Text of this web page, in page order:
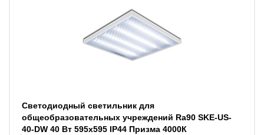
Светодиодный светильник для
общеобразовательных учреждений Ra90 SKE-US-
40-DW 40 Вт 595х595 IP44 Призма 4000К